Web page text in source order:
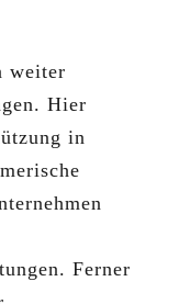
weiter
Hier
in
Ferner